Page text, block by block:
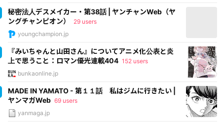
秘密法人デスメイカー・第38話 | ヤンチャンWeb（ヤ
ングチャンピオン）
29 users
youngchampion.jp
『みいちゃんと山田さん』についてアニメ化公表と炎
上で思うこと：ロマン優光連載404 152 users
bunkaonline.jp
MADE IN YAMATO - 第１１話 私はジムに行きたい |
ヤンマガWeb 69 users
yanmaga.jp